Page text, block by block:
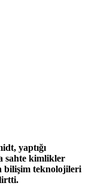
yaptığı
sahte kimlikler
bilişim teknolojileri